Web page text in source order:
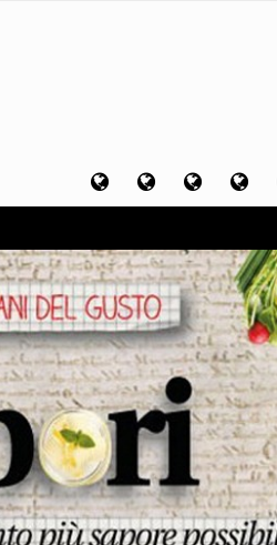
Home Chi
sono
Artigiani
del
del